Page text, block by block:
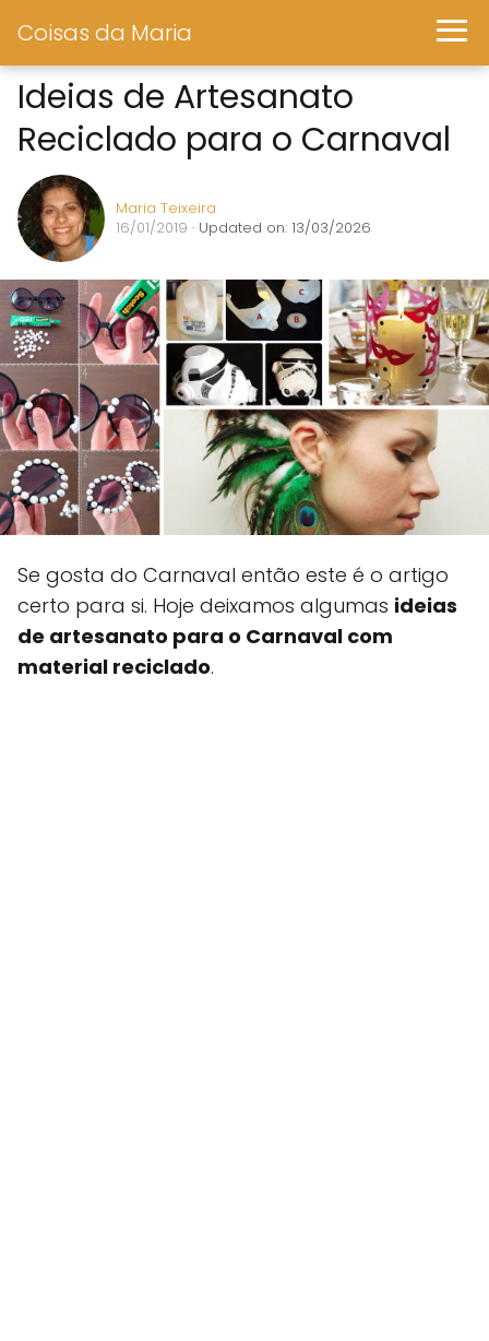
Coisas da Maria
Ideias de Artesanato
Reciclado para o Carnaval
Maria Teixeira
16/01/2019 · Updated on: 13/03/2026
Se gosta do Carnaval então este é o artigo
certo para si. Hoje deixamos algumas ideias
de artesanato para o Carnaval com
material reciclado.